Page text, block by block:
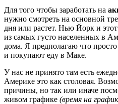
Для того чтобы заработать на
нужно смотреть на основной
дня или растет. Нью Йорк и
из самых густо населенных в
дома. Я предполагаю что просто
и покупают еду в Маке.
У нас не принято там есть
Америке это как столовая.
причины, но так или иначе
живом графике (время на